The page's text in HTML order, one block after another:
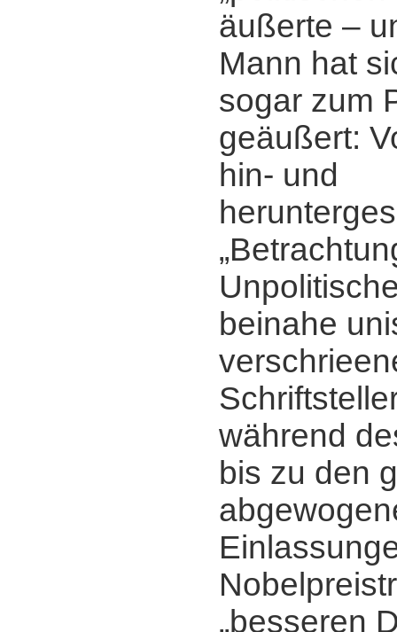
äußerte ‒
Mann hat
sogar zum
geäußert:
hin- und
beinahe
während
bis zu den
„besseren